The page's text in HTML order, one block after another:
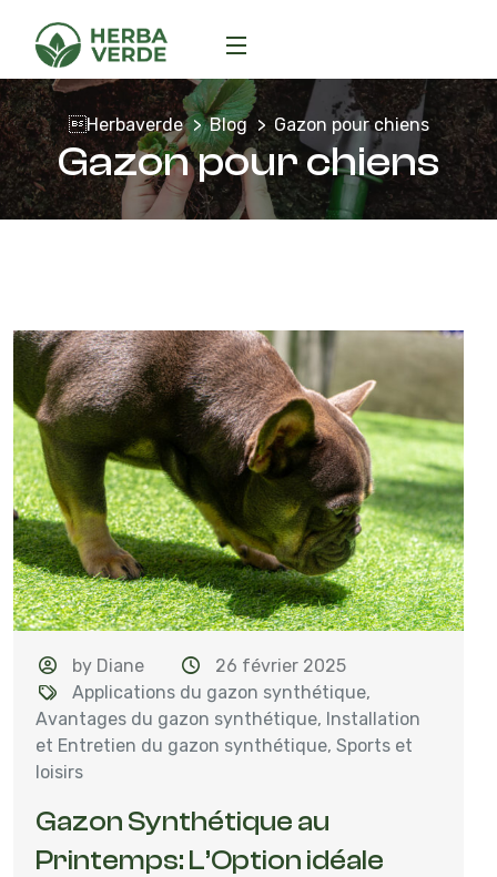
Herbaverde Blog Gazon pour chiens
Gazon pour chiens
by Diane
26 février 2025
Applications du gazon synthétique,
Avantages du gazon synthétique, Installation
et Entretien du gazon synthétique, Sports et
loisirs
Gazon Synthétique au
Printemps: L’Option idéale